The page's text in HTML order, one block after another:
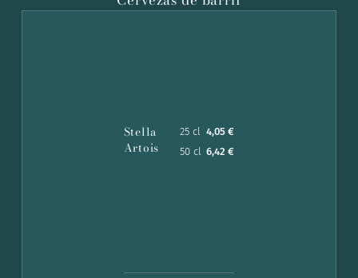
Stella
Artois
25 cl 4,05 €
50 cl 6,42 €